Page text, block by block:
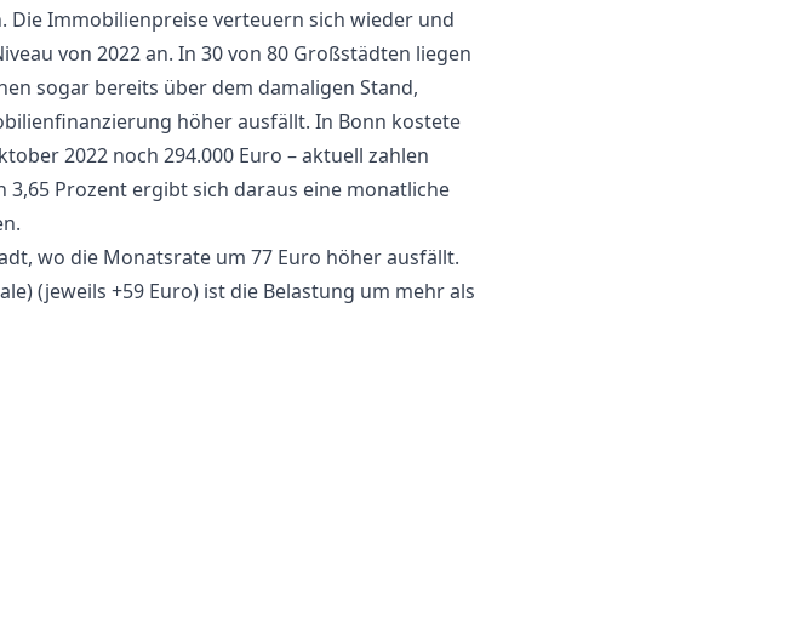
Die Immobilienpreise verteuern sich wieder und
von 2022 an. In 30 von 80 Großstädten liegen
sogar bereits über dem damaligen Stand,
höher ausfällt. In Bonn kostete
2022 noch 294.000 Euro – aktuell zahlen
3,65 Prozent ergibt sich daraus eine monatliche
wo die Monatsrate um 77 Euro höher ausfällt.
(jeweils +59 Euro) ist die Belastung um mehr als